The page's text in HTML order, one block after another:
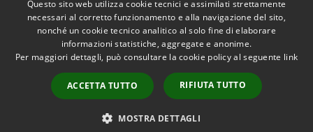
RSS
Accessibilità
Copyright © 2026 • Comune di
Municipium•
Accesso
redazione
Questo sito web utilizza cookie tecnici e assimilati strettamente
necessari al corretto funzionamento e alla navigazione del sito,
nonché un cookie tecnico analitico al solo fine di elaborare
informazioni statistiche, aggregate e anonime.
Per maggiori dettagli, può consultare la cookie policy al seguente link
ACCETTA TUTTO RIFIUTA TUTTO
MOSTRA DETTAGLI